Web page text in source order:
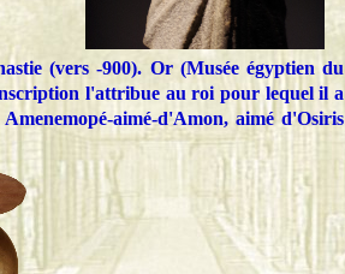
(vers -900). Or (Musée égyptien du
l'attribue au roi pour lequel il a
aimé-d'Amon, aimé d'Osiris